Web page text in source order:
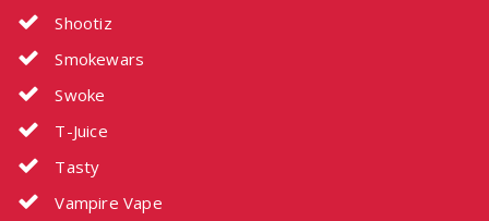
Shootiz
Smokewars
Swoke
T-Juice
Tasty
Vampire Vape